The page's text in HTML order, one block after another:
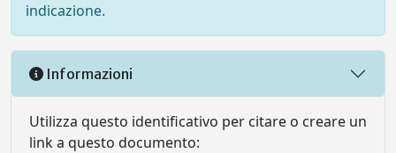
indicazione.
Informazioni
Utilizza questo identificativo per citare o creare un
link a questo documento: